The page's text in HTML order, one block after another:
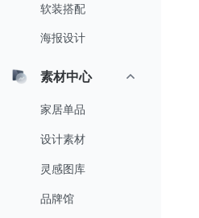
软装搭配
海报设计
素材中心
家居单品
设计素材
灵感图库
品牌馆